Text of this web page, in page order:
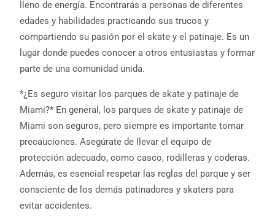
lleno de energía. Encontrarás a personas de diferentes
edades y habilidades practicando sus trucos y
compartiendo su pasión por el skate y el patinaje. Es un
lugar donde puedes conocer a otros entusiastas y formar
parte de una comunidad unida.
*¿Es seguro visitar los parques de skate y patinaje de
Miami?* En general, los parques de skate y patinaje de
Miami son seguros, pero siempre es importante tomar
precauciones. Asegúrate de llevar el equipo de
protección adecuado, como casco, rodilleras y coderas.
Además, es esencial respetar las reglas del parque y ser
consciente de los demás patinadores y skaters para
evitar accidentes.